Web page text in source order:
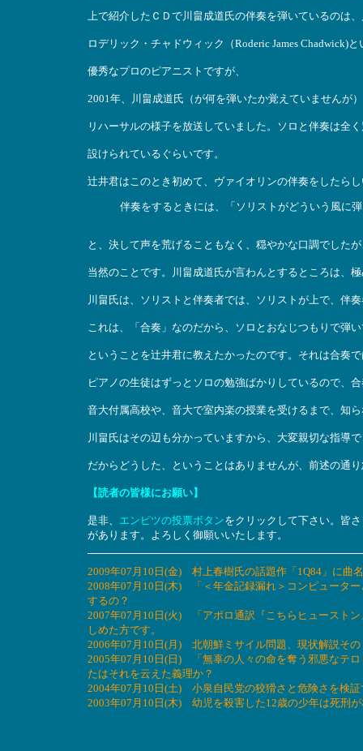
上で紹介したＣＤで川畠成道氏の伴奏を弾いているのは
ロデリック・チャドウィック（Roderic James Chadwick)
優秀なプロのピアニストですが、
2001年、川畠成道氏（が何を弾いたか覚えていませんが
リハーサルの様子を放送していました。ソロと伴奏は全
設けられているぐらいです。
辻井君はこのとき初めて、ヴァイオリンの伴奏をしたら
伴奏をするときには、「ソリストがどういう風に
と、決して声を荒げることもなく、穏やかな口調でした
当然のことです。川畠成道氏が言わんとするところは、
川畠氏は、ソリストと伴奏者では、ソリストが上で、伴
これは、「合奏」なのだから、ソロとおなじつもりで弾
ということを辻井君に教えたかったのです。それは合奏
ピアノの生徒はずっとソロの勉強ばかりしているので、
音大付属高校や、音大で室内楽の授業を受けるまで、知
川畠氏はその辺も分かっていますから、大変親切な指導
だからどうした、ということはありませんが、前述の通
【読者の皆様にお願い】
是非、 エンピツの投票ボタンをクリックして下さい。皆
があります。よろしく御願いいたします。
2009年07月10日(金) 村上春樹氏の話題作「1Q84」に曲
2008年07月10日(木) 「＜年金記録漏れ＞コンピュータ
するの？
2007年07月10日(火) 「アポロ通訳『こちらヒュースト
しめた方です。
2006年07月10日(月) 北朝鮮ミサイル問題、現状解説その
2005年07月10日(日) 「無辜の人々の命を奪う邪悪なテ
たはそれを云えた義理か？
2004年07月10日(土) 小泉自民党の狡猾さと危険さを検証
2003年07月10日(木) 幼児を殺害した12歳の少年は死刑